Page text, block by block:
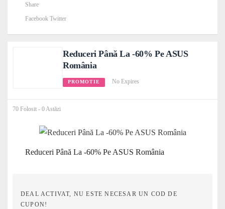
Share
Facebook Twitter
Reduceri Până La -60% Pe ASUS
România
PROMOTIE No Expires
70 Folosit - 0 Astăzi
Reduceri Până La -60% Pe ASUS România
DEAL ACTIVAT, NU ESTE NECESAR UN COD DE
CUPON!